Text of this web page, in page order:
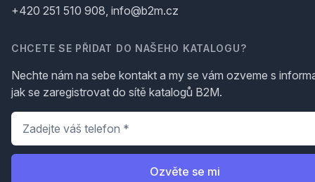
+420 251 510 908, info@b2m.cz
CHCETE SE PŘIDAT DO NAŠEHO KATALOGU?
Nechte nám na sebe kontakt a my se vám ozveme s
jak se zaregistrovat do sítě katalogů B2M.
Telefon
Ozvěte se mi